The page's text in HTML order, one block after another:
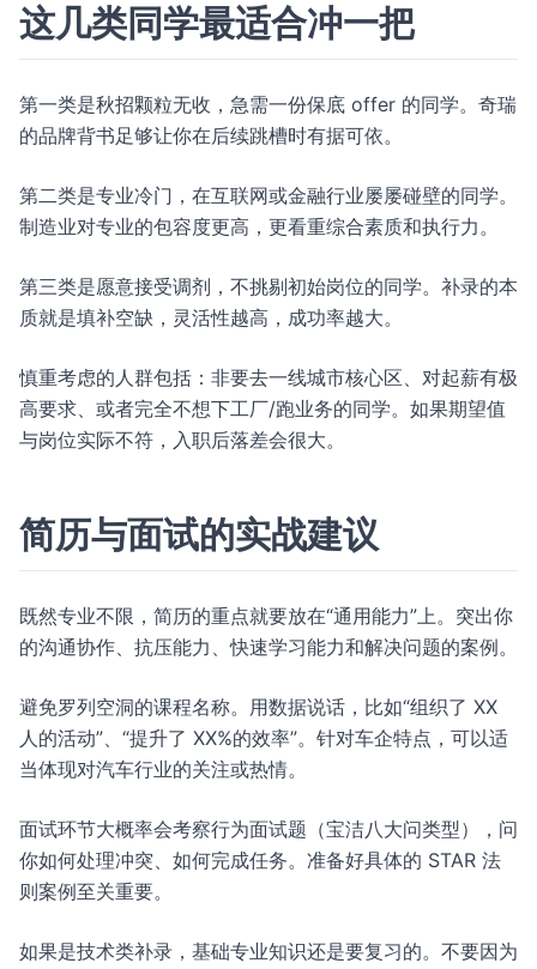
这几类同学最适合冲一把
第一类是秋招颗粒无收，急需一份保底 offer 的同学。奇瑞
的品牌背书足够让你在后续跳槽时有据可依。
第二类是专业冷门，在互联网或金融行业屡屡碰壁的同学。
制造业对专业的包容度更高，更看重综合素质和执行力。
第三类是愿意接受调剂，不挑剔初始岗位的同学。补录的本
质就是填补空缺，灵活性越高，成功率越大。
慎重考虑的人群包括：非要去一线城市核心区、对起薪有极
高要求、或者完全不想下工厂/跑业务的同学。如果期望值
与岗位实际不符，入职后落差会很大。
简历与面试的实战建议
既然专业不限，简历的重点就要放在“通用能力”上。突出你
的沟通协作、抗压能力、快速学习能力和解决问题的案例。
避免罗列空洞的课程名称。用数据说话，比如“组织了 XX
人的活动”、“提升了 XX%的效率”。针对车企特点，可以适
当体现对汽车行业的关注或热情。
面试环节大概率会考察行为面试题（宝洁八大问类型），问
你如何处理冲突、如何完成任务。准备好具体的 STAR 法
则案例至关重要。
如果是技术类补录，基础专业知识还是要复习的。不要因为